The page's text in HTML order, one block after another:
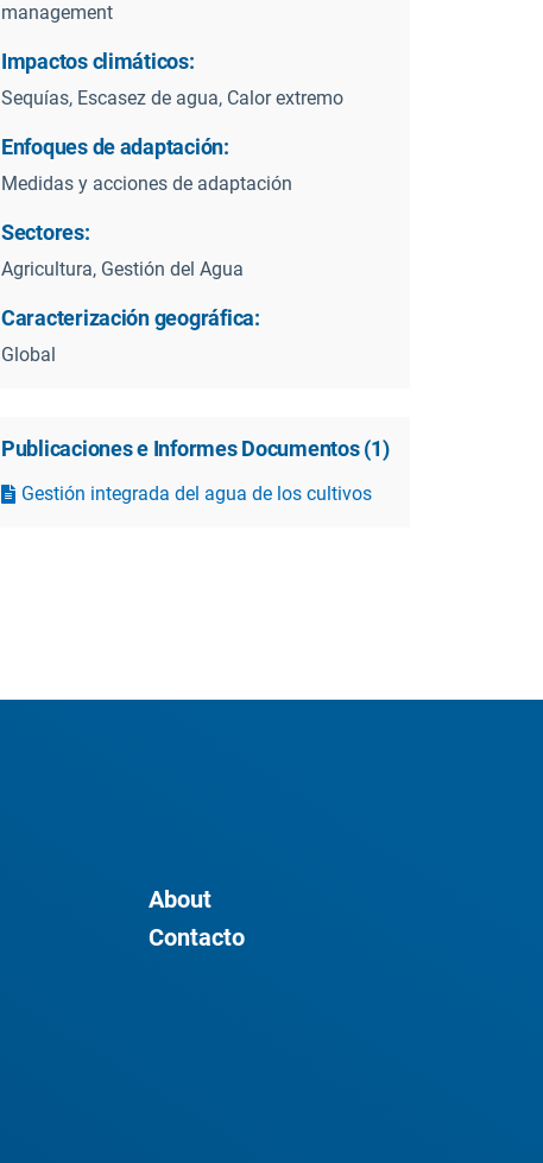
management
Impactos climáticos:
Sequías, Escasez de agua, Calor extremo
Enfoques de adaptación:
Medidas y acciones de adaptación
Sectores:
Agricultura, Gestión del Agua
Caracterización geográfica:
Global
Publicaciones e Informes Documentos (1)
Gestión integrada del agua de los cultivos
About
Contacto